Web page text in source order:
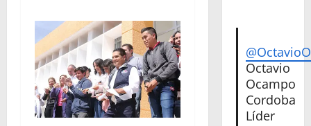
Octavio
Ocampo
Cordoba
Líder